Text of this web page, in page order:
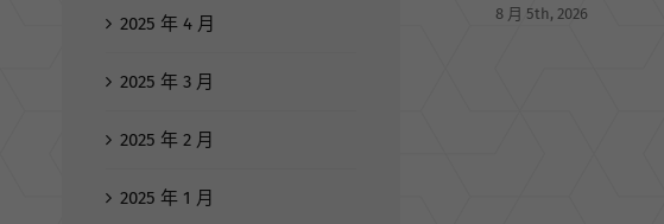
平台
2025 年 4 月
2025 年 3 月
2025 年 2 月
2025 年 1 月